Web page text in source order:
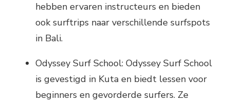
hebben ervaren instructeurs en bieden
ook surftrips naar verschillende surfspots
in Bali.
Odyssey Surf School: Odyssey Surf School
is gevestigd in Kuta en biedt lessen voor
beginners en gevorderde surfers. Ze